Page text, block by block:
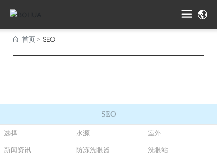
首页 SEO
SEO
选择 水源 室外
新闻资讯 防冻洗眼器 洗眼站